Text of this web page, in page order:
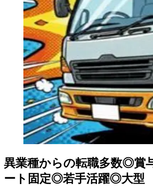
異業種からの転職多数◎賞
ート固定◎若手活躍◎大型